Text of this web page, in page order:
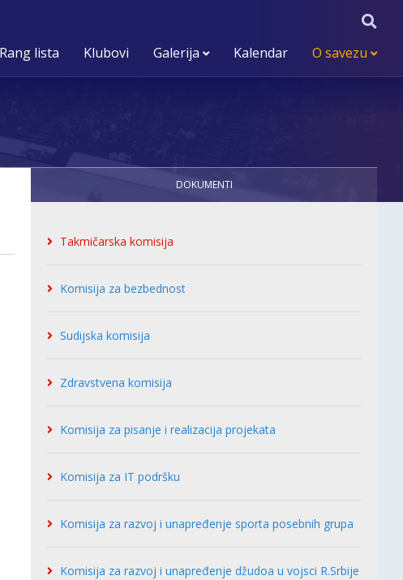
Rang lista Klubovi Galerija Kalendar O savezu
DOKUMENTI
Takmičarska komisija
Komisija za bezbednost
Sudijska komisija
Zdravstvena komisija
Komisija za pisanje i realizacija projekata
Komisija za IT podršku
Komisija za razvoj i unapređenje sporta posebnih grupa
Komisija za razvoj i unapređenje džudoa u vojsci R.Srbije